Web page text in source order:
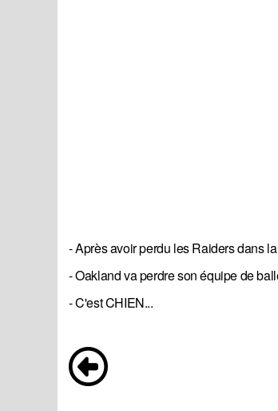
- Après avoir perdu les Raiders dans
- Oakland va perdre son équipe de
- C'est CHIEN...